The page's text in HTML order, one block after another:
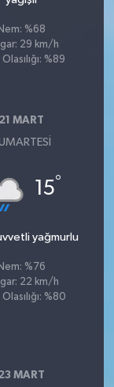
%68
29 km/h
Olasılığı: %89
21 MART
15°
yağmurlu
%76
22 km/h
Olasılığı: %80
MART